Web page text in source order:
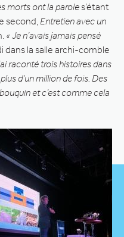
morts ont la paroles’étant
second, Entretien avec un
« Je n’avais jamais pensé
dans la salle archi-comble
raconté trois histoires dans
d’un million de fois. Des
et c’est comme cela